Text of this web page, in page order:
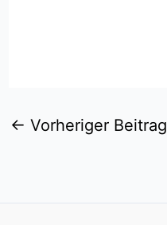
← Vorheriger Beitrag